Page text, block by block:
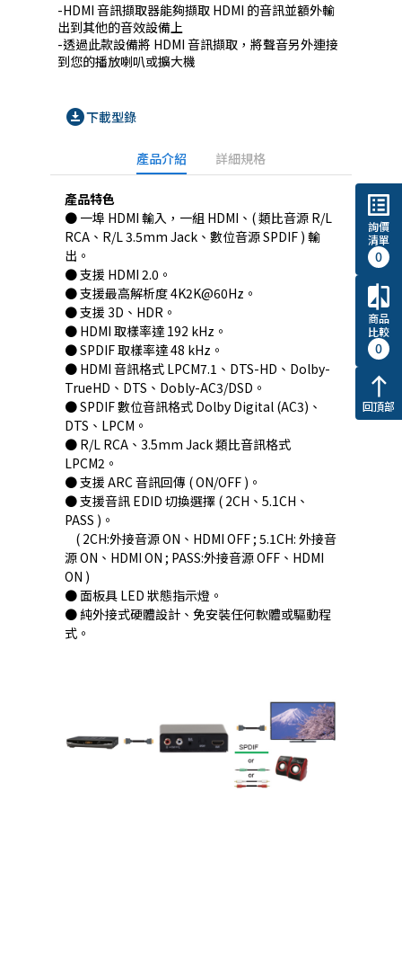
-HDMI 音訊擷取器能夠擷取 HDMI 的音訊並額外輸
出到其他的音效設備上
-透過此款設備將 HDMI 音訊擷取，將聲音另外連接
download_for_offline下載型錄
產品介紹 詳細規格
產品特色
● 一埠 HDMI 輸入，一組 HDMI、( 類比音源 R/L
RCA、R/L 3.5mm Jack、數位音源 SPDIF ) 輸
出。
● 支援 HDMI 2.0。
● 支援最高解析度 4K2K@60Hz。
● 支援 3D、HDR。
● HDMI 取樣率達 192 kHz。
● SPDIF 取樣率達 48 kHz。
● HDMI 音訊格式 LPCM7.1、DTS-HD、Dolby-
TrueHD、DTS、Dobly-AC3/DSD。
● SPDIF 數位音訊格式 Dolby Digital (AC3)、
DTS、LPCM。
● R/L RCA、3.5mm Jack 類比音訊格式
LPCM2。
● 支援 ARC 音訊回傳 ( ON/OFF )。
● 支援音訊 EDID 切換選擇 ( 2CH、5.1CH、
PASS )。
( 2CH:外接音源 ON、HDMI OFF ; 5.1CH: 外接音
源 ON、HDMI ON ; PASS:外接音源 OFF、HDMI
ON )
● 面板具 LED 狀態指示燈。
● 純外接式硬體設計、免安裝任何軟體或驅動程
式。
list_alt
詢價
清單
0
compare
商品
比較
0
north
回頂部